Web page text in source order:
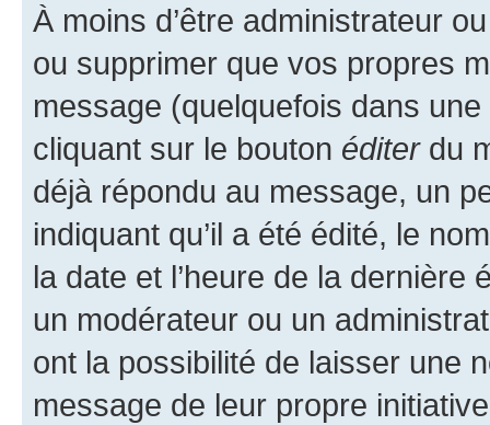
À moins d’être administrateur
ou supprimer que vos propres
message (quelquefois dans
cliquant sur le bouton éditerdu
déjà répondu au message, un
indiquant qu’il a été édité, le
la date et l’heure de la dernière
un modérateur ou un
ont la possibilité de laisser une
message de leur propre